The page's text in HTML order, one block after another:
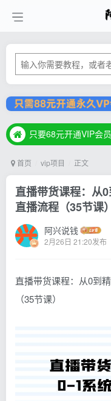
只要68元开通VIP会员，终身下载各大机构
只要68元开通VIP会员，终身下载各大机
首页 vip项目 正文
直播带货课程：从
直播流程（35节课）
阿兴说钱
2月26日 21:20发布
直播带货课程：从0到
（35节课）